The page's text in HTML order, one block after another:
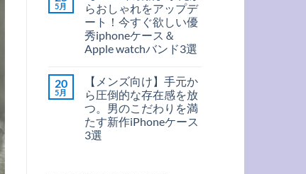
新
型
iPhone
ケ
ー
ス
の
MagSafe
ケ
ー
ッ
ク
へ
の
感
覚
で
着
け
ら
夏
絶
対
に
ハ
ズ
ト
は
ま
だ
あ
り
5月
らおしゃれをアップデ
ート！今すぐ欲しい優
秀iphoneケース＆
Apple watchバンド3選
新】
手
元
か
ら
お
ト
は
ま
だ
あ
り
20
5月
【メンズ向け】手元か
ら圧倒的な存在感を放
つ。男のこだわりを満
たす新作iPhoneケース
3選